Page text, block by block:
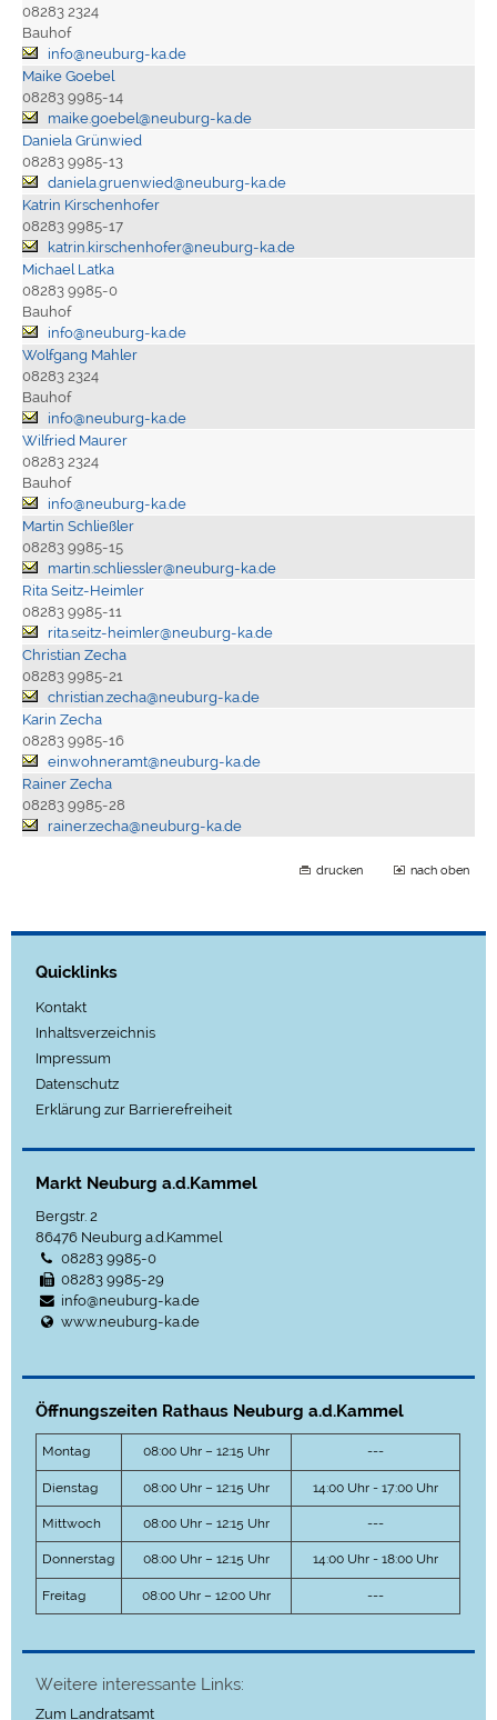
08283 2324
Bauhof
info@neuburg-ka.de
Maike Goebel
08283 9985-14
maike.goebel@neuburg-ka.de
Daniela Grünwied
08283 9985-13
daniela.gruenwied@neuburg-ka.de
Katrin Kirschenhofer
08283 9985-17
katrin.kirschenhofer@neuburg-ka.de
Michael Latka
08283 9985-0
Bauhof
info@neuburg-ka.de
Wolfgang Mahler
08283 2324
Bauhof
info@neuburg-ka.de
Wilfried Maurer
08283 2324
Bauhof
info@neuburg-ka.de
Martin Schließler
08283 9985-15
martin.schliessler@neuburg-ka.de
Rita Seitz-Heimler
08283 9985-11
rita.seitz-heimler@neuburg-ka.de
Christian Zecha
08283 9985-21
christian.zecha@neuburg-ka.de
Karin Zecha
08283 9985-16
einwohneramt@neuburg-ka.de
Rainer Zecha
08283 9985-28
rainer.zecha@neuburg-ka.de
drucken nach oben
Quicklinks
Kontakt
Inhaltsverzeichnis
Impressum
Datenschutz
Erklärung zur Barrierefreiheit
Markt Neuburg a.d.Kammel
Bergstr. 2
86476 Neuburg a.d.Kammel
08283 9985-0
08283 9985-29
info@neuburg-ka.de
www.neuburg-ka.de
Öffnungszeiten Rathaus Neuburg a.d.Kammel
Montag 08:00 Uhr – 12:15 Uhr ---
Dienstag 08:00 Uhr – 12:15 Uhr 14:00 Uhr - 17:00 Uhr
Mittwoch 08:00 Uhr – 12:15 Uhr ---
Donnerstag 08:00 Uhr – 12:15 Uhr 14:00 Uhr - 18:00 Uhr
Freitag 08:00 Uhr – 12:00 Uhr ---
Weitere interessante Links:
Zum Landratsamt